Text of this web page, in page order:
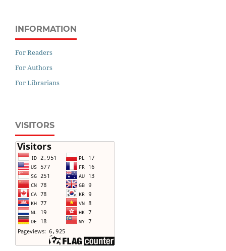
INFORMATION
For Readers
For Authors
For Librarians
VISITORS